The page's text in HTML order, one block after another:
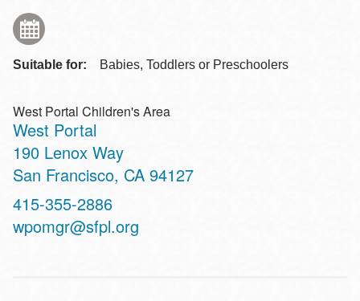
Suitable for: Babies, Toddlers or Preschoolers
West Portal Children's Area
West Portal
Address
190 Lenox Way
San Francisco, CA 94127
Contact
Telephone
415-355-2886
wpomgr@sfpl.org